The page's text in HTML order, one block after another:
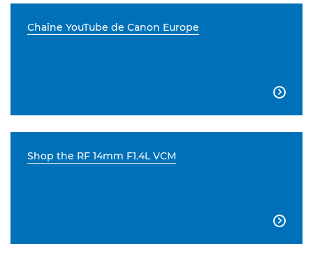
Chaîne YouTube de Canon Europe

Shop the RF 14mm F1.4L VCM
